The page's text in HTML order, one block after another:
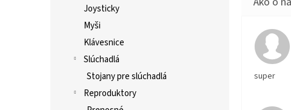
Joysticky
Myši
Klávesnice
Slúchadlá
Stojany pre slúchadlá
Reproduktory
super